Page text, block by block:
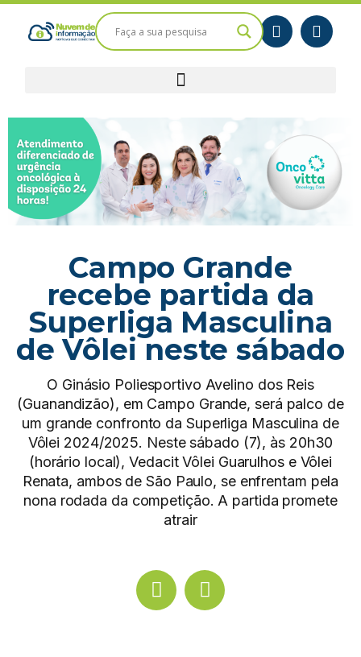
Campo Grande
recebe partida da
Superliga Masculina
de Vôlei neste sábado
O Ginásio Poliesportivo Avelino dos Reis
(Guanandizão), em Campo Grande, será palco de
um grande confronto da Superliga Masculina de
Vôlei 2024/2025. Neste sábado (7), às 20h30
(horário local), Vedacit Vôlei Guarulhos e Vôlei
Renata, ambos de São Paulo, se enfrentam pela
nona rodada da competição. A partida promete
atrair